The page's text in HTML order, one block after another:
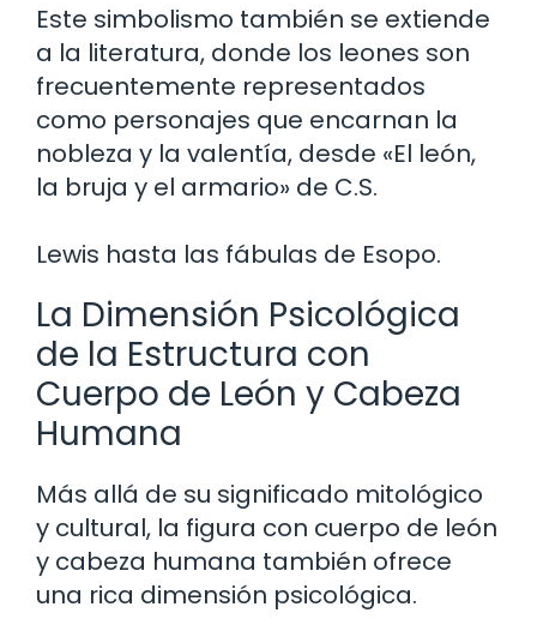
Este simbolismo también se extiende
a la literatura, donde los leones son
frecuentemente representados
como personajes que encarnan la
nobleza y la valentía, desde «El león,
la bruja y el armario» de C.S.
Lewis hasta las fábulas de Esopo.
La Dimensión Psicológica
de la Estructura con
Cuerpo de León y Cabeza
Humana
Más allá de su significado mitológico
y cultural, la figura con cuerpo de león
y cabeza humana también ofrece
una rica dimensión psicológica.